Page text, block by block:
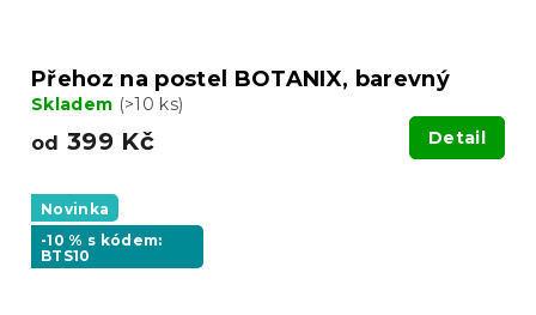
Přehoz na postel BOTANIX, barevný
Skladem (>10 ks)
od 399 Kč Detail
Novinka
-10 % s kódem:
BTS10